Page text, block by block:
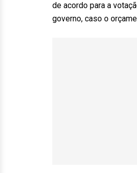
de acordo para a
governo, caso o